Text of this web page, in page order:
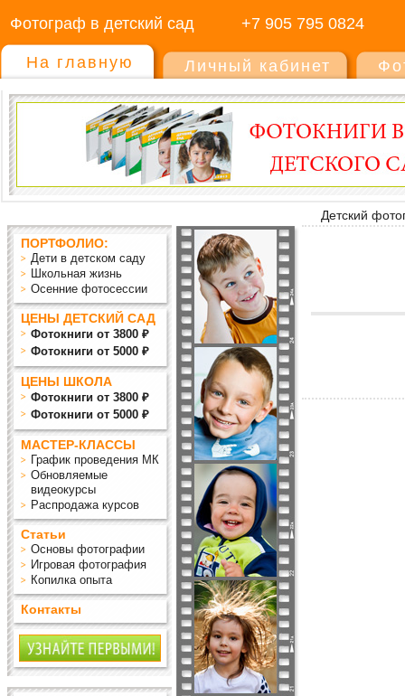
Фотограф в детский сад +7 905 795 0824
На главную Личный кабинет
Детский
ПОРТФОЛИО:
Дети в детском саду
Школьная жизнь
Осенние фотосессии
ЦЕНЫ ДЕТСКИЙ САД
Фотокниги от 3800 ₽
Фотокниги от 5000 ₽
ЦЕНЫ ШКОЛА
Фотокниги от 3800 ₽
Фотокниги от 5000 ₽
МАСТЕР-КЛАССЫ
График проведения МК
Обновляемые
видеокурсы
Распродажа курсов
Статьи
Основы фотографии
Игровая фотография
Копилка опыта
Контакты